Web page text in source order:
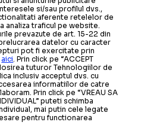
si/sau profilul dvs.,
aferente retelelor de
analiza traficul pe website.
prevazute de art. 15-22 din
datelor cu caracter
pot fi exercitate prin
aici. Prin click pe “ACCEPT
tuturor Tehnologiilor de
inclusiv acceptul dvs. cu
informatiilor de catre
Prin click pe “VREAU SA
puteti schimba
mai putin cele legate
pentru functionarea